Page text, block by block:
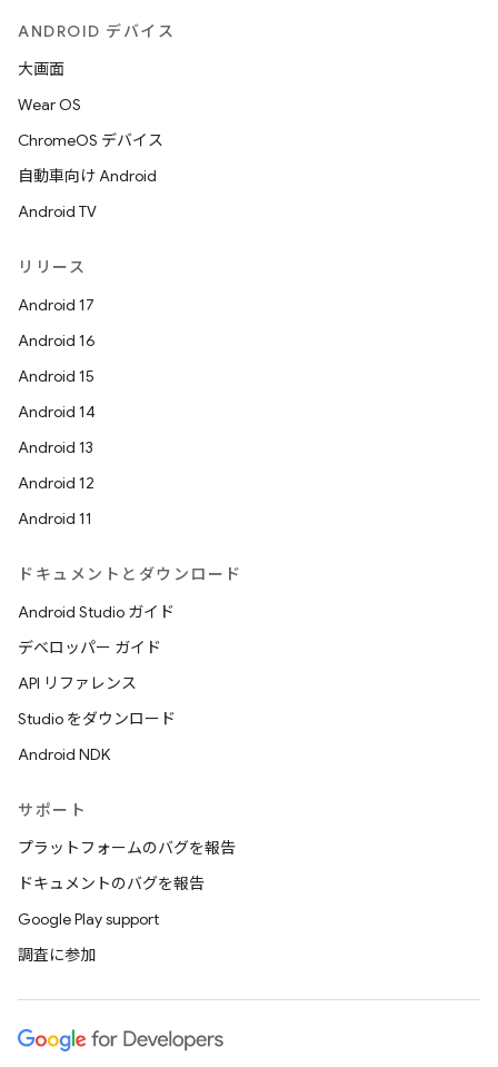
ANDROID デバイス
大画面
Wear OS
ChromeOS デバイス
自動車向け Android
Android TV
リリース
Android 17
Android 16
Android 15
Android 14
Android 13
Android 12
Android 11
ドキュメントとダウンロード
Android Studio ガイド
デベロッパー ガイド
API リファレンス
Studio をダウンロード
Android NDK
サポート
プラットフォームのバグを報告
ドキュメントのバグを報告
Google Play support
調査に参加